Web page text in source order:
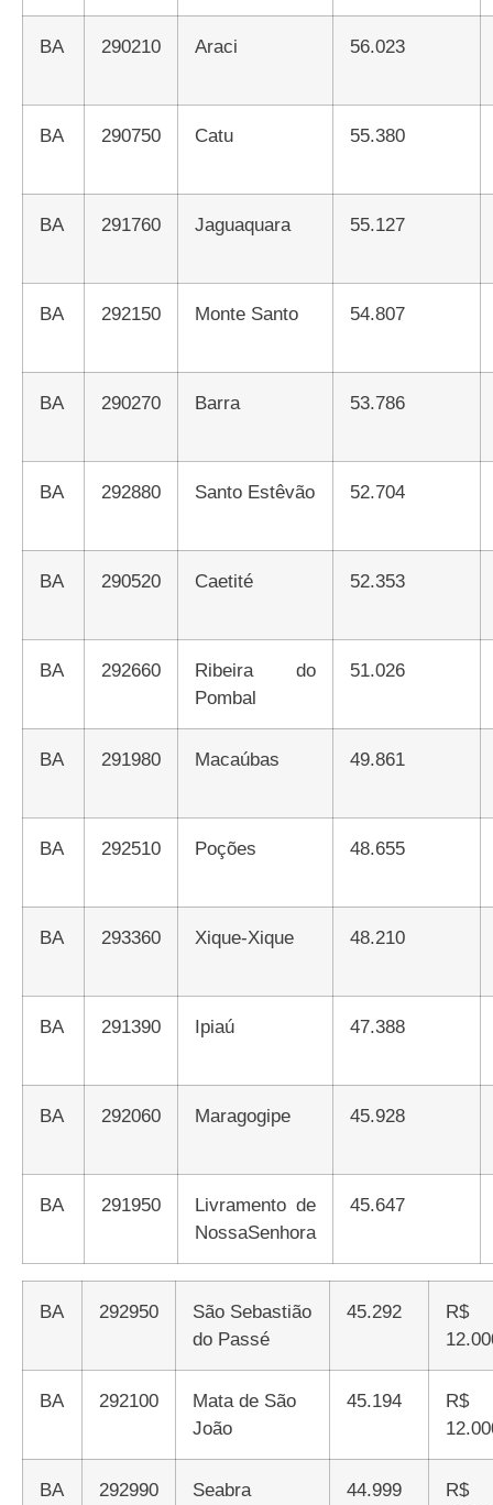
BA 290210 Araci 56.023
BA 290750 Catu 55.380
BA 291760 Jaguaquara 55.127
BA 292150 Monte Santo 54.807
BA 290270 Barra 53.786
BA 292880 Santo Estêvão 52.704
BA 290520 Caetité 52.353
BA 292660
Ribeira do
Pombal
51.026
BA 291980 Macaúbas 49.861
BA 292510 Poções 48.655
BA 293360 Xique-Xique 48.210
BA 291390 Ipiaú 47.388
BA 292060 Maragogipe 45.928
BA 291950
Livramento de
NossaSenhora
45.647
BA 292950
São Sebastião
do Passé
45.292
R$
BA 292100
Mata de São
João
45.194
R$
BA 292990 Seabra 44.999
R$